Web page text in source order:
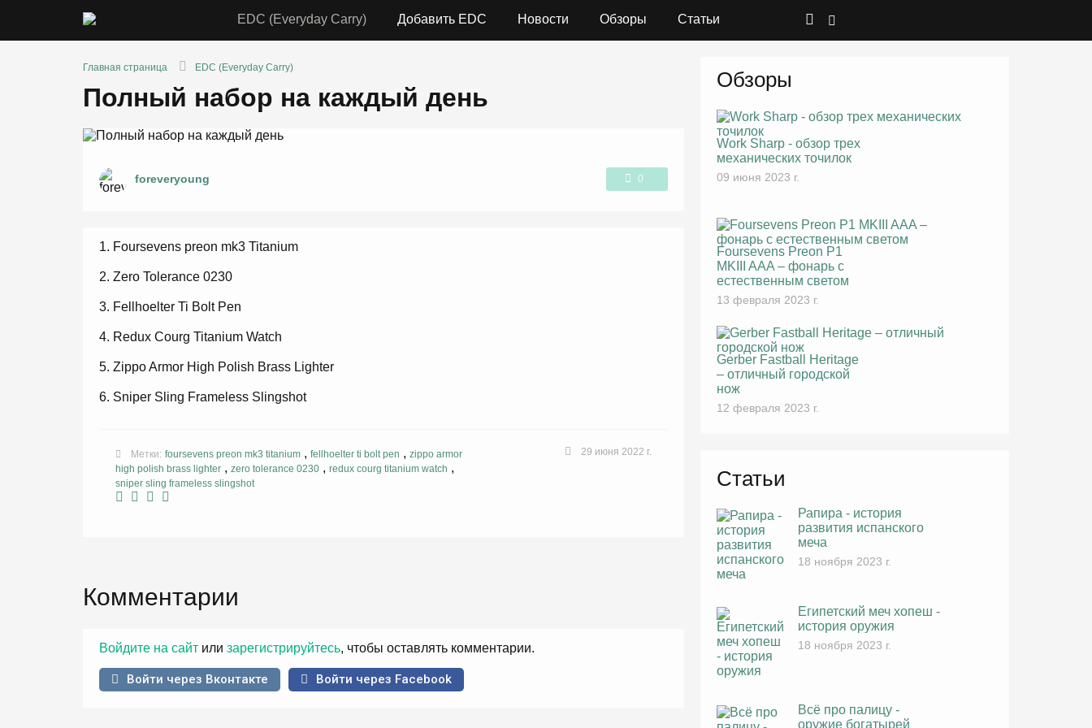
EDC (Everyday Carry) Добавить EDC Новости Обзоры Статьи
Главная страница EDC (Everyday Carry)
Полный набор на каждый день
0
foreveryoung
Foursevens preon mk3 Titanium
Zero Tolerance 0230
Fellhoelter Ti Bolt Pen
Redux Courg Titanium Watch
Zippo Armor High Polish Brass Lighter
Sniper Sling Frameless Slingshot
Метки: foursevens preon mk3 titanium , fellhoelter ti bolt pen , zippo armor
high polish brass lighter , zero tolerance 0230 , redux courg titanium watch ,
sniper sling frameless slingshot
29 июня 2022 г.
Комментарии
Войдите на сайт или зарегистрируйтесь, чтобы оставлять комментарии.
Войти через Вконтакте Войти через Facebook
Обзоры
Work Sharp - обзор трех
механических точилок
09 июня 2023 г.
Foursevens Preon P1
MKIII AAA – фонарь с
естественным светом
13 февраля 2023 г.
Gerber Fastball Heritage
– отличный городской
нож
12 февраля 2023 г.
Статьи
Рапира - история
развития испанского
меча
18 ноября 2023 г.
Египетский меч хопеш -
история оружия
18 ноября 2023 г.
Всё про палицу -
оружие богатырей